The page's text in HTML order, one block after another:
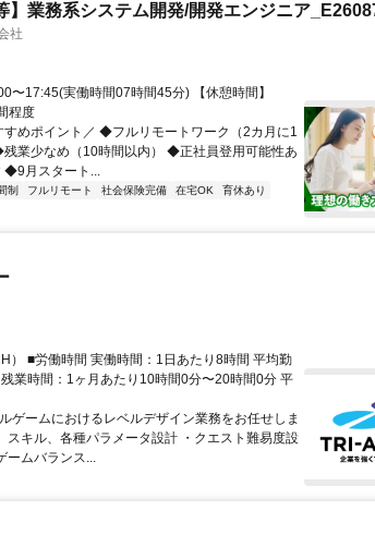
】業務系システム開発/開発エンジニア
社
〜17:45(実働時間07時間45分) 【休憩時間】
程度
すめポイント／ ◆フルリモートワーク（2カ月に1
業少なめ（10時間以内） ◆正社員登用可能性あ
◆9月スタート...
制 フルリモート 社会保険完備 在宅OK
育休あり
） ■労働時間 実働時間：1日あたり8時間 平均勤
業時間：1ヶ月あたり10時間0分〜20時間0分 平
ゲームにおけるレベルデザイン業務をお任せしま
スキル、各種パラメータ設計 ・クエスト難易度設
ームバランス...